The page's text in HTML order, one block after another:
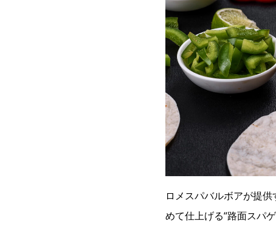
ロメスパバルボアが提
めて仕上げる“路面スパ